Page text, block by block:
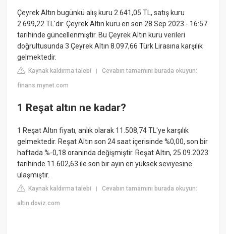
Çeyrek Altın bugünkü alış kuru 2.641,05 TL, satış kuru
2.699,22 TL'dir. Çeyrek Altın kuru en son 28 Sep 2023 - 16:57
tarihinde güncellenmiştir. Bu Çeyrek Altın kuru verileri
doğrultusunda 3 Çeyrek Altın 8.097,66 Türk Lirasına karşılık
gelmektedir.
Kaynak kaldırma talebi |Cevabın tamamını burada okuyun:
finans.mynet.com
1 Reşat altın ne kadar?
1 Reşat Altın fiyatı, anlık olarak 11.508,74 TL'ye karşılık
gelmektedir. Reşat Altın son 24 saat içerisinde %0,00, son bir
haftada %-0,18 oranında değişmiştir. Reşat Altın, 25.09.2023
tarihinde 11.602,63 ile son bir ayın en yüksek seviyesine
ulaşmıştır.
Kaynak kaldırma talebi |Cevabın tamamını burada okuyun:
altin.doviz.com